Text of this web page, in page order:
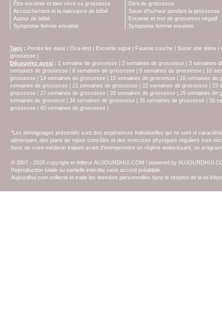
Être enceinte et bien vivre sa grossesse
Accouchement et la naissance de bébé
Autour de bébé
Symptome femme enceinte
Déni de grossesse
Saute d'humeur pendant la grossesse
Enceinte et test de grossesse négatif
Symptome femme enceinte
Tags : Perdre les eaux | Ova-test | Enceinte signe | Fausse couche | Sucer une tétine |
grossesse |
Découvrez aussi : 1 semaine de grossesse | 2 semaines de grossesse | 3 semaines
semaines de grossesse | 8 semaines de grossesse | 9 semaines de grossesse | 10
grossesse | 14 semaines de grossesse | 15 semaines de grossesse | 16 semaines de
semaines de grossesse | 21 semaines de grossesse | 22 semaines de grossesse | 23
grossesse | 27 semaines de grossesse | 28 semaines de grossesse | 29 semaines de
semaines de grssesse | 34 semaines de grossesse | 35 semaines de grossesse | 36
grossesse | 40 semaines de grossesse |
*Les témoignages présentés sont des expériences individuelles qui ne sont ni
alimentaire, des plans de repas contrôlés et des exercices physiques réguliers sont
l'avis de votre médecin traitant avant d'entreprendre un régime amincissant, un
© 2007 - 2026 copyright et éditeur AUJOURDHUI.COM / powered by
Reproduction totale ou partielle interdite sans accord préalable.
Aujourdhui.com collecte et traite les données personnelles dans le respect de la loi